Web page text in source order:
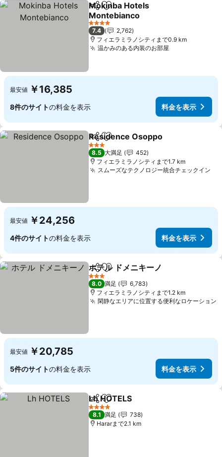
シェアお気に入りに追加
Mokinba Hotels
Montebianco
4 ホテルのランク
7.4
2,762
フィエラミラノシティまで0.9 km
温かみのある内装のお部屋
最安値 ￥16,385
8件のサイトの料金を表示 料金を表示
シェアお気に入りに追加
Residence Osoppo
3 ホテルのランク
8.5 大満足
452
フィエラミラノシティまで1.7 km
スムーズなテクノロジー統合チェックイン
最安値 ￥24,256
4件のサイトの料金を表示 料金を表示
シェアお気に入りに追加
ホテル ドメニキーノ
3 ホテルのランク
8.0 満足
6,783
フィエラミラノシティまで1.2 km
閑静なエリアに位置する便利なロケーション
最安値 ￥20,785
5件のサイトの料金を表示 料金を表示
シェアお気に入りに追加
Lh HOTELS
4 ホテルのランク
8.1 満足
738
Hararまで2.1 km